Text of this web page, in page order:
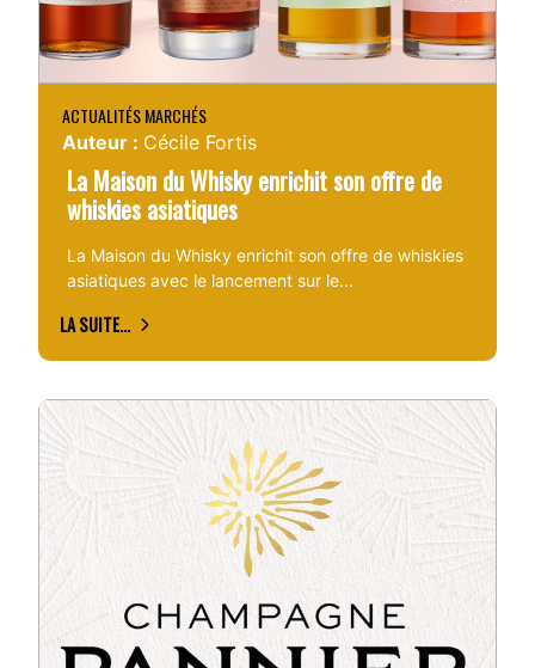
ACTUALITÉS MARCHÉS
Auteur : Cécile Fortis
La Maison du Whisky enrichit son offre de
whiskies asiatiques
La Maison du Whisky enrichit son offre de whiskies
asiatiques avec le lancement sur le...
LA SUITE...